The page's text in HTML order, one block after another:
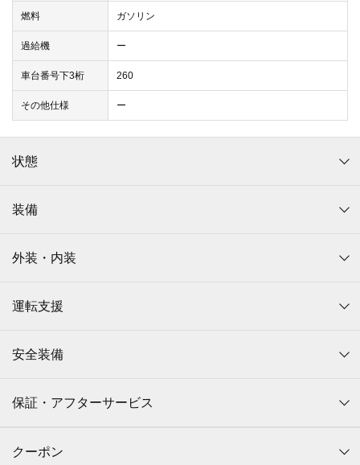
燃料 ガソリン
過給機 ー
車台番号下3桁 260
その他仕様 ー
状態
装備
外装・内装
運転支援
安全装備
保証・アフターサービス
クーポン